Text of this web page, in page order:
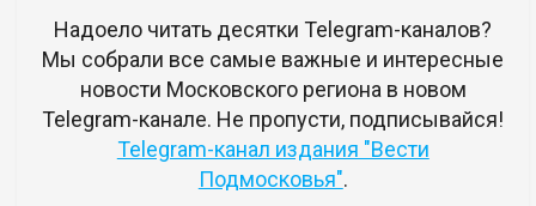
Надоело читать десятки Telegram-каналов?
Мы собрали все самые важные и интересные
новости Московского региона в новом
Telegram-канале. Не пропусти, подписывайся!
Telegram-канал издания "Вести
Подмосковья".